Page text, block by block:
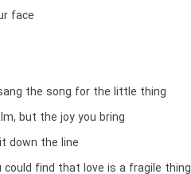
face
the song for the little thing
but the joy you bring
down the line
could find that love is a fragile thing